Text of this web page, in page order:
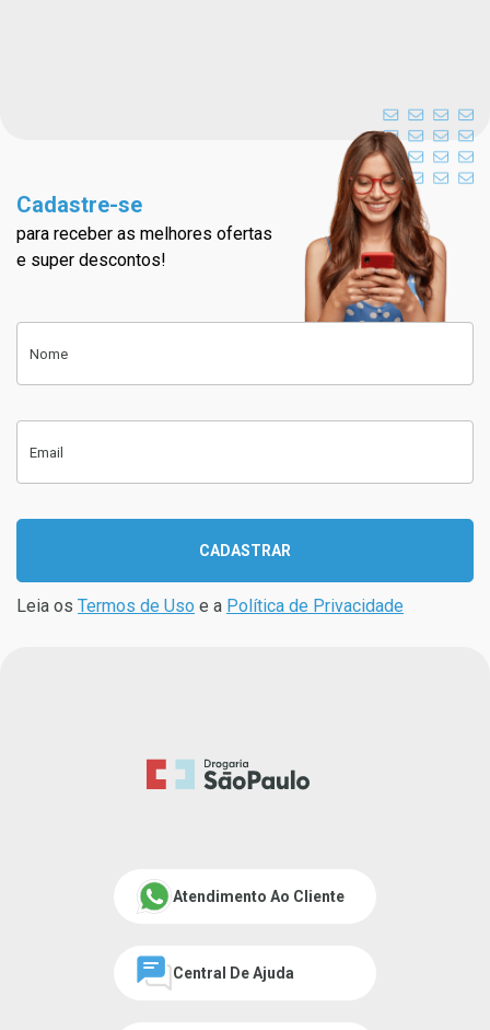
Cadastre-se na nossa
Cadastre-se
para receber as melhores ofertas
e super descontos!
Nome
Email
CADASTRAR
Leia os Termos de Uso e a Política de Privacidade
Atendimento Ao Cliente
Central De Ajuda